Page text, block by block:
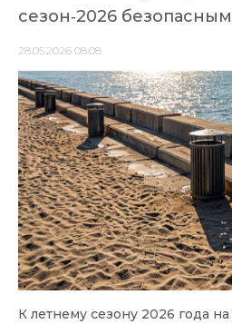
сезон‑2026 безопасным
28.05.2026 08:08
К летнему сезону 2026 года